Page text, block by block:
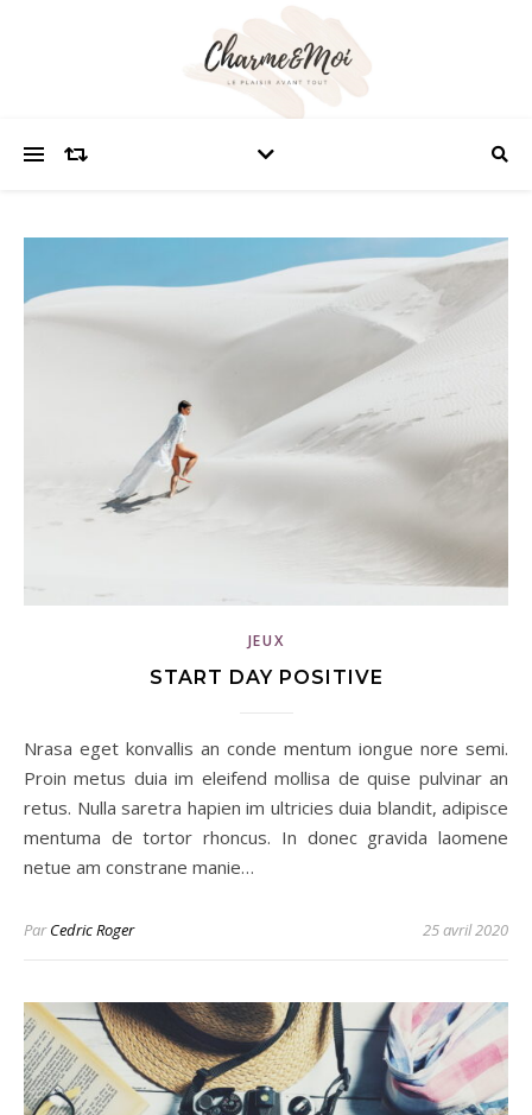
JEUX
START DAY POSITIVE
Nrasa eget konvallis an conde mentum iongue nore semi.
Proin metus duia im eleifend mollisa de quise pulvinar an
retus. Nulla saretra hapien im ultricies duia blandit, adipisce
mentuma de tortor rhoncus. In donec gravida laomene
netue am constrane manie…
ParCedric Roger 25 avril 2020